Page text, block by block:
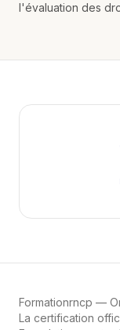
l'évaluation des
Formationrncp —
La certification